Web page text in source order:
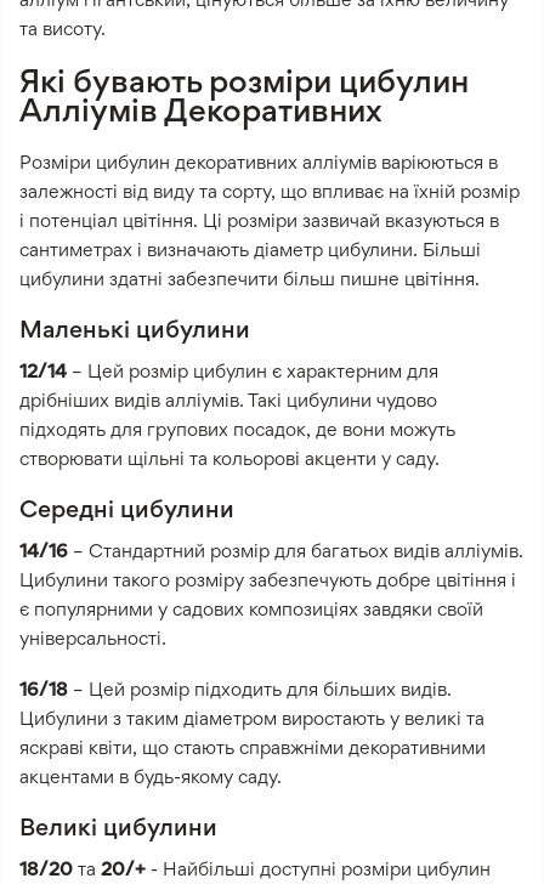
та висоту.
Які бувають розміри цибулин
Алліумів Декоративних
Розміри цибулин декоративних алліумів варіюються в
залежності від виду та сорту, що впливає на їхній розмір
і потенціал цвітіння. Ці розміри зазвичай вказуються в
сантиметрах і визначають діаметр цибулини. Більші
цибулини здатні забезпечити більш пишне цвітіння.
Маленькі цибулини
12/14 – Цей розмір цибулин є характерним для
дрібніших видів алліумів. Такі цибулини чудово
підходять для групових посадок, де вони можуть
створювати щільні та кольорові акценти у саду.
Середні цибулини
14/16 – Стандартний розмір для багатьох видів алліумів.
Цибулини такого розміру забезпечують добре цвітіння і
є популярними у садових композиціях завдяки своїй
універсальності.
16/18 – Цей розмір підходить для більших видів.
Цибулини з таким діаметром виростають у великі та
яскраві квіти, що стають справжніми декоративними
акцентами в будь-якому саду.
Великі цибулини
18/20 та 20/+ - Найбільші доступні розміри цибулин